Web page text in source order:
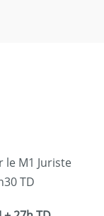
le M1 Juriste
TD